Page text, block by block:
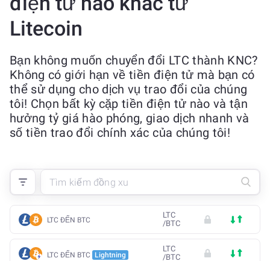
Litecoin
Bạn không muốn chuyển đổi LTC thành KNC?
Không có giới hạn về tiền điện tử mà bạn có
thể sử dụng cho dịch vụ trao đổi của chúng
tôi! Chọn bất kỳ cặp tiền điện tử nào và tận
hưởng tỷ giá hào phóng, giao dịch nhanh và
số tiền trao đổi chính xác của chúng tôi!
LTC ĐẾN BTC
LTC
/BTC
LTC ĐẾN BTC Lightning
LTC
/BTC